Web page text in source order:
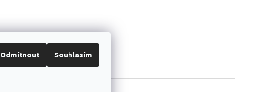
Odmítnout Souhlasím